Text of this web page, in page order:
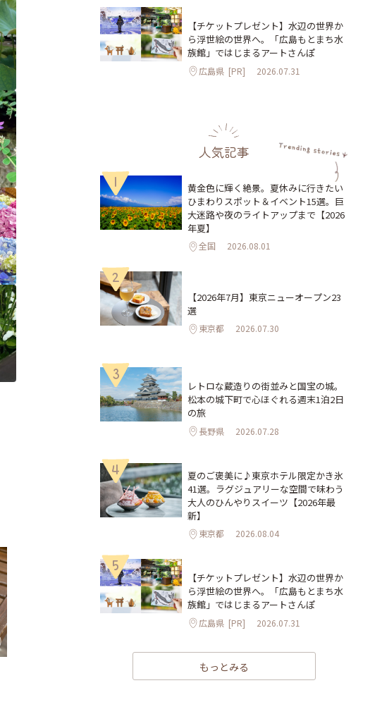
【チケットプレゼント】水辺の世界か
ら浮世絵の世界へ。「広島もとまち水
族館」ではじまるアートさんぽ
広島県 [PR] 2026.07.31
人気記事
1
黄金色に輝く絶景。夏休みに行きたい
ひまわりスポット＆イベント15選。巨
大迷路や夜のライトアップまで【2026
年夏】
全国 2026.08.01
2
【2026年7月】東京ニューオープン23
選
東京都 2026.07.30
3
レトロな蔵造りの街並みと国宝の城。
松本の城下町で心ほぐれる週末1泊2日
の旅
長野県 2026.07.28
4
夏のご褒美に♪東京ホテル限定かき氷
41選。ラグジュアリーな空間で味わう
大人のひんやりスイーツ【2026年最
新】
東京都 2026.08.04
5
【チケットプレゼント】水辺の世界か
ら浮世絵の世界へ。「広島もとまち水
族館」ではじまるアートさんぽ
広島県 [PR] 2026.07.31
もっとみる